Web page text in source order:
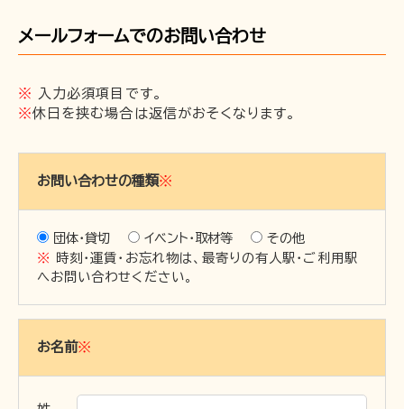
〒691-0001 島根県出雲市平田町2226
松江しんじ湖温泉駅 TEL 0852-21-2429
川跡駅 TEL 0852-21-2429
電鉄出雲市駅
TEL 0852-21-2429
メールフォームでのお問い合わせ
※
入力必須項目です。
※休日を挟む場合は返信がおそくなります。
お問い合わせの種類※
団体・貸切 イベント･取材等
その他
※
時刻・運賃・お忘れ物は、最寄りの有人駅・ご利用駅
へお問い合わせください。
お名前※